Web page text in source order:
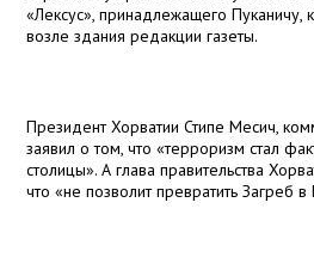
«Лексус», принадлежащего Пуканичу,
возле здания редакции газеты.
Президент Хорватии Стипе Месич,
заявил о том, что «терроризм стал
столицы». А глава правительства
что «не позволит превратить Загреб в